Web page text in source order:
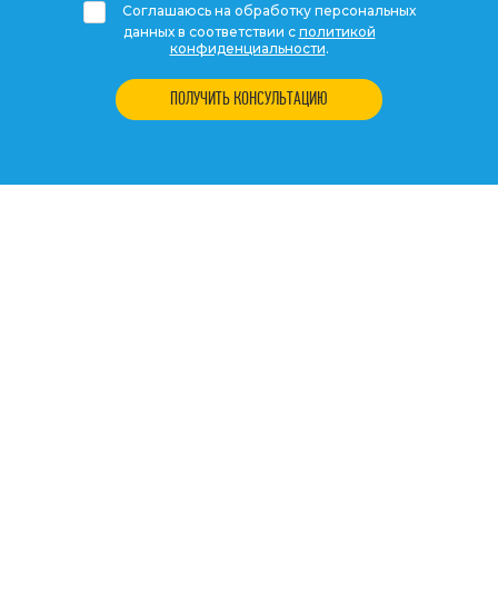
Соглашаюсь на обработку персональных
данных в соответствии с политикой
конфиденциальности.
ПОЛУЧИТЬ КОНСУЛЬТАЦИЮ